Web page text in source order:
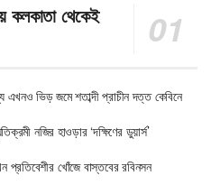
কলকাতা থেকেই
এখনও ভিড় জমে শতাব্দী প্রাচীন দত্ত কেবিনে
নজির হাওড়ার ‘দক্ষিণের ডুয়ার্স’
প্রতিবেশীর খোঁজে বাস্তবের রবিনসন